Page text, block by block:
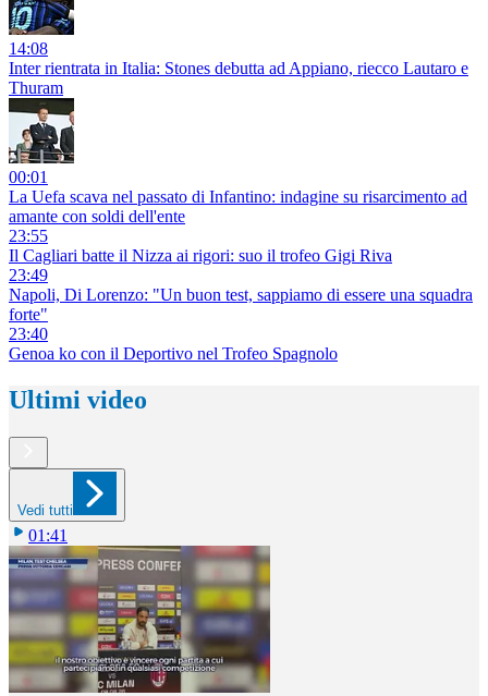
14:08
Inter rientrata in Italia: Stones debutta ad Appiano, riecco Lautaro e
Thuram
00:01
La Uefa scava nel passato di Infantino: indagine su risarcimento ad
amante con soldi dell'ente
23:55
Il Cagliari batte il Nizza ai rigori: suo il trofeo Gigi Riva
23:49
Napoli, Di Lorenzo: "Un buon test, sappiamo di essere una squadra
forte"
23:40
Genoa ko con il Deportivo nel Trofeo Spagnolo
Ultimi video
Vedi tutti
01:41